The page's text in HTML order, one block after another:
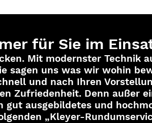
für Sie im
Mit modernster Technik
sagen uns was wir wohin
und nach Ihren
Zufriedenheit. Denn außer
ausgebildetes und
„Kleyer-